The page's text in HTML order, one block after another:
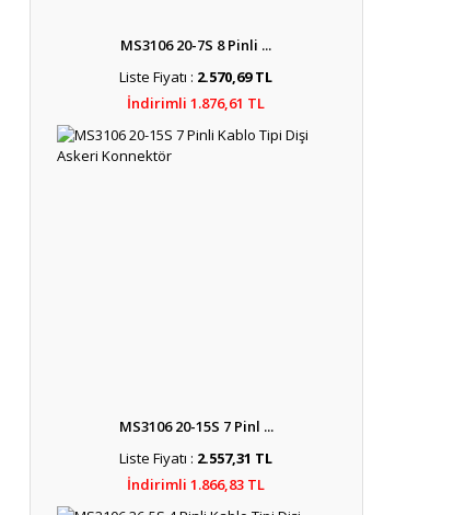
MS3106 20-7S 8 Pinli ...
Liste Fiyatı : 2.570,69 TL
İndirimli 1.876,61 TL
MS3106 20-15S 7 Pinl ...
Liste Fiyatı : 2.557,31 TL
İndirimli 1.866,83 TL